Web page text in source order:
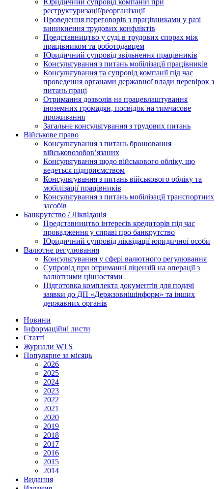
Юридичний супровід компаній при
реструктуризації/реорганізації
Проведення переговорів з працівниками у разі
виникнення трудових конфліктів
Представництво у суді в трудових спорах між
працівником та роботодавцем
Юридичний супровід звільнення працівників
Консультування з питань мобілізації працівників
Консультування та супровід компанії під час
проведення органами державної влади перевірок з
питань праці
Отримання дозволів на працевлаштування
іноземних громадян, посвідок на тимчасове
проживання
Загальне консультування з трудових питань
Військове право
Консультування з питань бронювання
військовозобов’язаних
Консультування щодо військового обліку, що
ведеться підприємством
Консультування з питань військового обліку та
мобілізації працівників
Консультування з питань мобілізації транспортних
засобів
Банкрутство / Ліквідація
Представництво інтересів кредиторів під час
провадження у справі про банкрутство
Юридичний супровід ліквідації юридичної особи
Валютне регулювання
Консультування у сфері валютного регулювання
Супровід при отриманні ліцензій на операції з
валютними цінностями
Підготовка комплекта документів для подачі
заявки до ДП «Держзовнішінформ» та інших
державних органів
Новини
Інформаційні листи
Статті
Журнали WTS
Популярне за місяць
2026
2025
2024
2023
2022
2021
2020
2019
2018
2017
2016
2015
2014
Видання